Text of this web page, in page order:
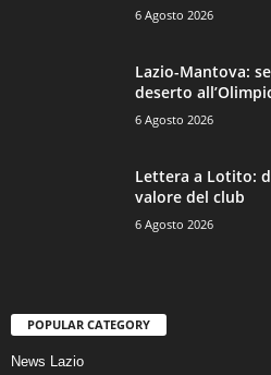
6 Agosto 2026
Lazio-Mantova:
deserto
6 Agosto 2026
Lettera a Lotito:
valore del club
6 Agosto 2026
POPULAR CATEGORY
News Lazio